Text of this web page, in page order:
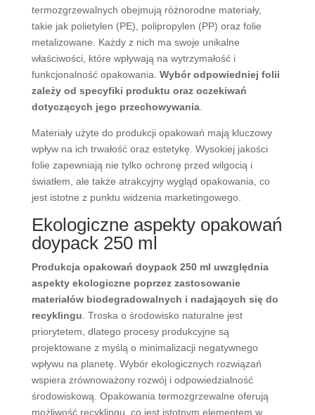
termozgrzewalnych obejmują różnorodne materiały,
takie jak polietylen (PE), polipropylen (PP) oraz folie
metalizowane. Każdy z nich ma swoje unikalne
właściwości, które wpływają na wytrzymałość i
funkcjonalność opakowania. Wybór odpowiedniej folii
zależy od specyfiki produktu oraz oczekiwań
dotyczących jego przechowywania.
Materiały użyte do produkcji opakowań mają kluczowy
wpływ na ich trwałość oraz estetykę. Wysokiej jakości
folie zapewniają nie tylko ochronę przed wilgocią i
światłem, ale także atrakcyjny wygląd opakowania, co
jest istotne z punktu widzenia marketingowego.
Ekologiczne aspekty opakowań
doypack 250 ml
Produkcja opakowań doypack 250 ml uwzględnia
aspekty ekologiczne poprzez zastosowanie
materiałów biodegradowalnych i nadających się do
recyklingu . Troska o środowisko naturalne jest
priorytetem, dlatego procesy produkcyjne są
projektowane z myślą o minimalizacji negatywnego
wpływu na planetę. Wybór ekologicznych rozwiązań
wspiera zrównoważony rozwój i odpowiedzialność
środowiskową. Opakowania termozgrzewalne oferują
możliwość recyklingu, co jest istotnym elementem w